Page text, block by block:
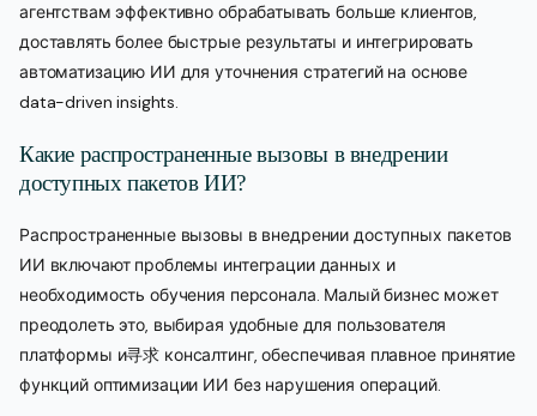
агентствам эффективно обрабатывать больше клиентов,
доставлять более быстрые результаты и интегрировать
автоматизацию ИИ для уточнения стратегий на основе
data-driven insights.
Какие распространенные вызовы в внедрении
доступных пакетов ИИ?
Распространенные вызовы в внедрении доступных пакетов
ИИ включают проблемы интеграции данных и
необходимость обучения персонала. Малый бизнес может
преодолеть это, выбирая удобные для пользователя
платформы и寻求 консалтинг, обеспечивая плавное принятие
функций оптимизации ИИ без нарушения операций.